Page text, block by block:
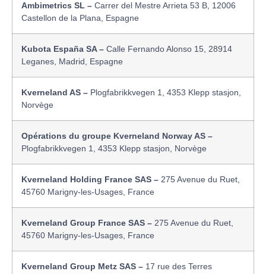
Ambimetrics SL – Carrer del Mestre Arrieta 53 B, 12006
Castellon de la Plana, Espagne
Kubota España SA – Calle Fernando Alonso 15, 28914
Leganes, Madrid, Espagne
Kverneland AS – Plogfabrikkvegen 1, 4353 Klepp stasjon,
Norvège
Opérations du groupe Kverneland Norway AS –
Plogfabrikkvegen 1, 4353 Klepp stasjon, Norvège
Kverneland Holding France SAS – 275 Avenue du Ruet,
45760 Marigny-les-Usages, France
Kverneland Group France SAS – 275 Avenue du Ruet,
45760 Marigny-les-Usages, France
Kverneland Group Metz SAS – 17 rue des Terres